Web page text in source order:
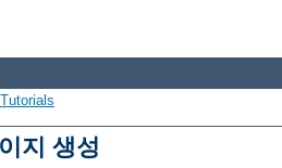
지 생성